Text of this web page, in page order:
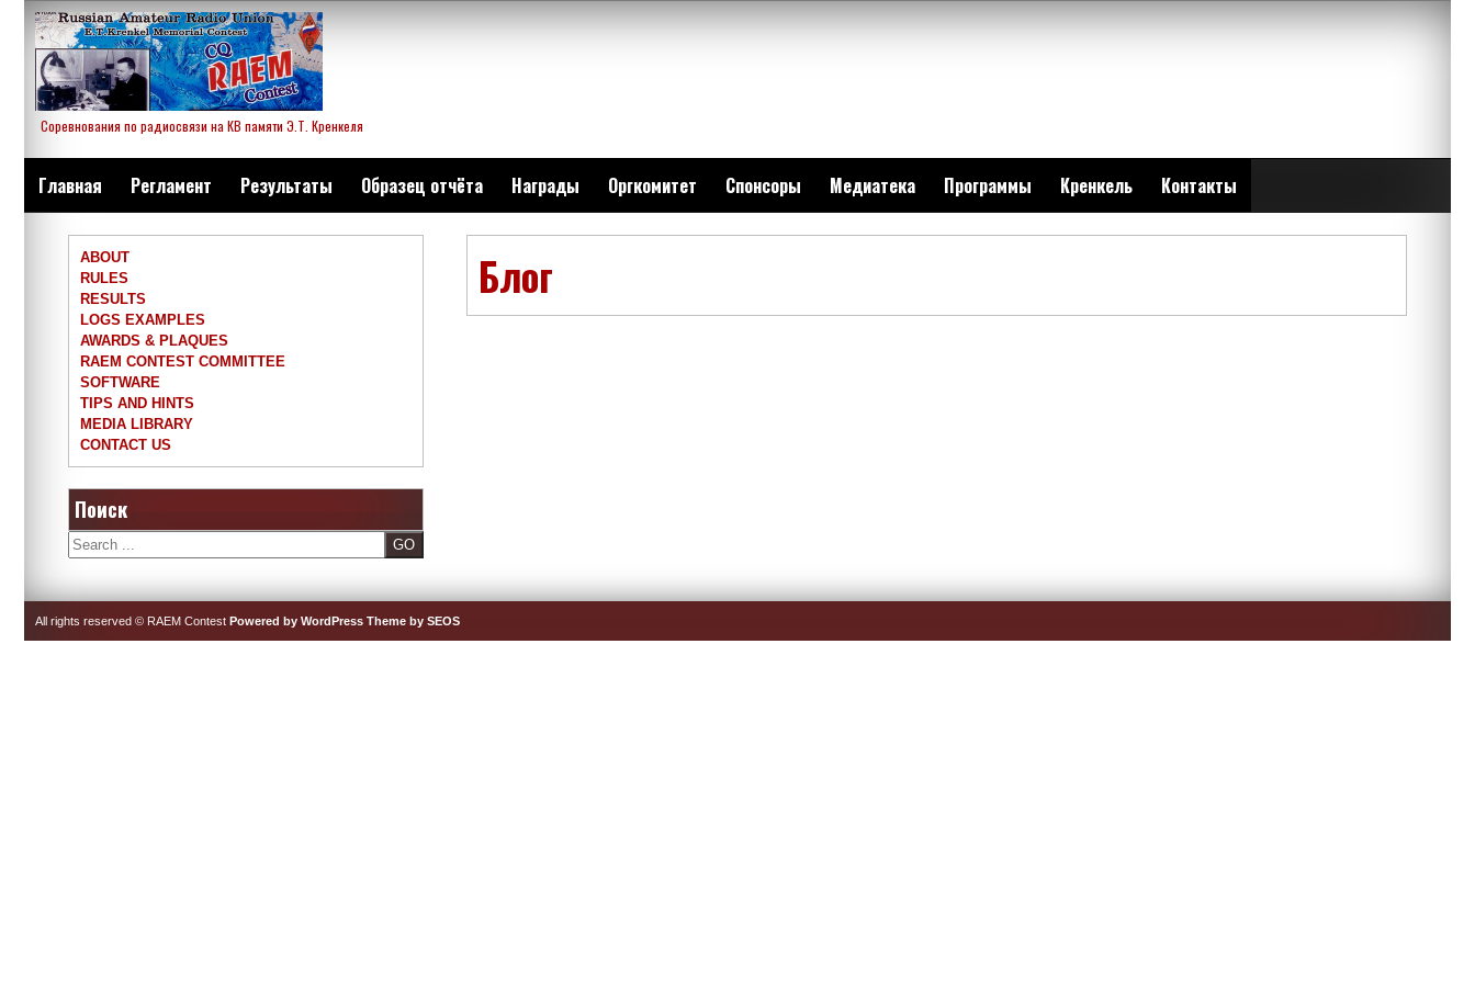
Skip
to
content
Соревнования по радиосвязи на КВ памяти Э.Т. Кренкеля
Главная Регламент Результаты Образец отчёта Награды Оргкомитет Спонсоры Медиатека Программы Кренкель Контакты
Блог
ABOUT
RULES
RESULTS
LOGS EXAMPLES
AWARDS & PLAQUES
RAEM CONTEST COMMITTEE
SOFTWARE
TIPS AND HINTS
MEDIA LIBRARY
CONTACT US
Поиск
Search
All rights reserved © RAEM Contest Powered by WordPress Theme by SEOS